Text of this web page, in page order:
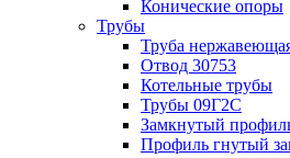
Конические опоры
Трубы
Труба
Отвод 30753
Котельные трубы
Трубы 09Г2С
Замкнутый
Профиль гнутый